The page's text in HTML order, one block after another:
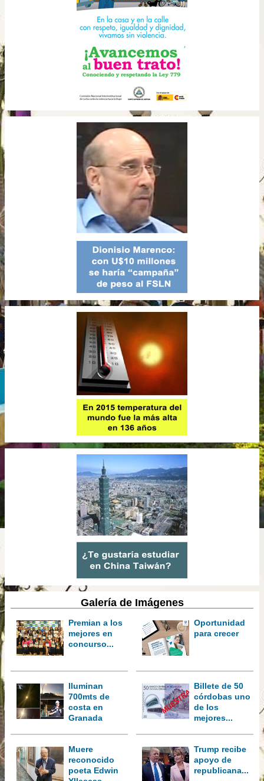
Galería de Imágenes
Premian a los
mejores en
concurso...
Oportunidad
para crecer
Iluminan
700mts de
costa en
Granada
Billete de 50
córdobas uno
de los
mejores...
Muere
reconocido
poeta Edwin
Trump recibe
apoyo de
republicana...